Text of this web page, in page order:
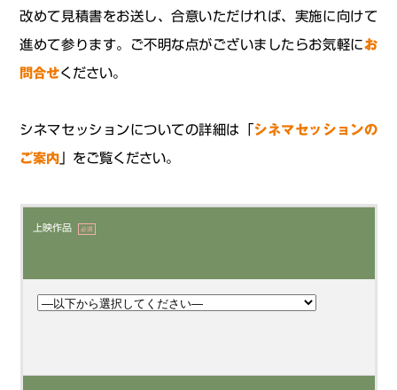
改めて見積書をお送し、合意いただければ、実施に向けて
進めて参ります。ご不明な点がございましたらお気軽にお
問合せください。
シネマセッションについての詳細は「シネマセッションの
ご案内 」をご覧ください。
上映作品 必須